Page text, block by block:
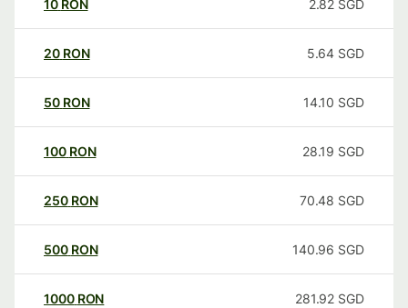
10 RON 2.82 SGD
20 RON 5.64 SGD
50 RON 14.10 SGD
100 RON 28.19 SGD
250 RON 70.48 SGD
500 RON 140.96 SGD
1000 RON 281.92 SGD